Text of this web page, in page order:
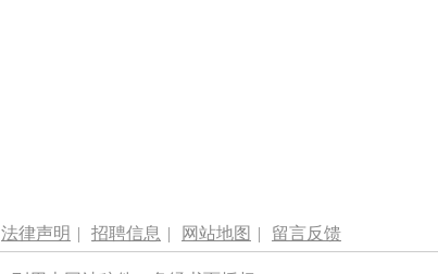
法律声明 | 招聘信息 | 网站地图 | 留言反馈